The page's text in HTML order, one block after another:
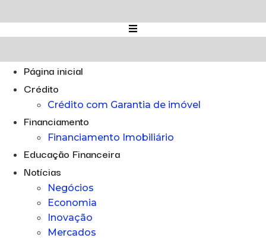
para
o
Página inicial
Crédito
Crédito com Garantia de imóvel
Financiamento
Financiamento Imobiliário
Educação Financeira
Notícias
Negócios
Economia
Inovação
Mercados